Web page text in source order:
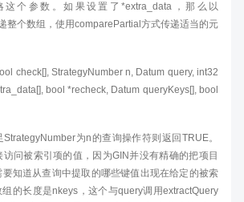
个参数。如果设置了*extra_data，那么以
整个数组，使用comparePartial方式传递适当的元
check[], StrategyNumber n, Datum query, int32
bool *recheck, Datum queryKeys[], bool
为n的查询操作符则返回TRUE。
问被索引项的值，因为GIN并没有精确的把项目
知道从查询中提取的哪些键值出现在给定的被索
的长度是nkeys，这个与query调用extractQuery